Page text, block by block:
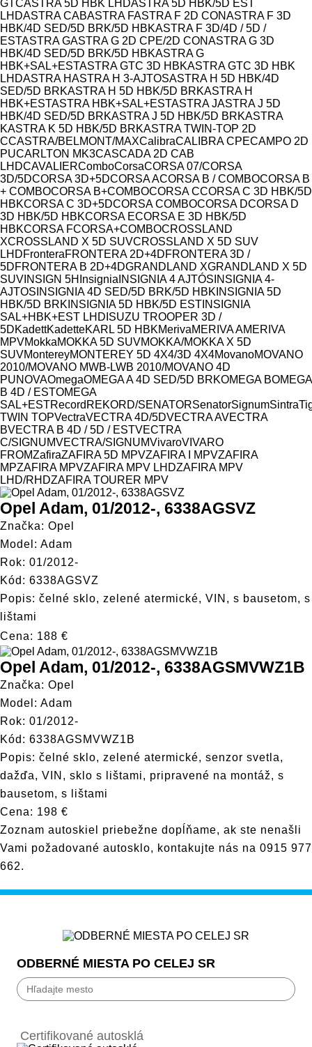
Model
GTCASTRA 5D HBK LHDASTRA 5D HBK/5D EST
LHDASTRA CABASTRA FASTRA F 2D CONASTRA F 3D
HBK/4D SED/5D BRK/5D HBKASTRA F 3D/4D / 5D /
ESTASTRA GASTRA G 2D CPE/2D CONASTRA G 3D
HBK/4D SED/5D BRK/5D HBKASTRA G
HBK+SAL+ESTASTRA GTC 3D HBKASTRA GTC 3D HBK
LHDASTRA HASTRA H 3-AJTOSASTRA H 5D HBK/4D
SED/5D BRKASTRA H 5D HBK/5D BRKASTRA H
HBK+ESTASTRA HBK+SAL+ESTASTRA JASTRA J 5D
HBK/4D SED/5D BRKASTRA J 5D HBK/5D BRKASTRA
KASTRA K 5D HBK/5D BRKASTRA TWIN-TOP 2D
CCASTRA/BELMONT/MAXCalibraCALIBRA CPECAMPO 2D
PUCARLTON MK3CASCADA 2D CAB
LHDCAVALIERComboCorsaCORSA 07/CORSA
3D/5DCORSA 3D+5DCORSA ACORSA B / COMBOCORSA B
+ COMBOCORSA B+COMBOCORSA CCORSA C 3D HBK/5D
HBKCORSA C 3D+5DCORSA COMBOCORSA DCORSA D
3D HBK/5D HBKCORSA ECORSA E 3D HBK/5D
HBKCORSA FCORSA+COMBOCROSSLAND
XCROSSLAND X 5D SUVCROSSLAND X 5D SUV
LHDFronteraFRONTERA 2D+4DFRONTERA 3D /
5DFRONTERA B 2D+4DGRANDLAND XGRANDLAND X 5D
SUV INSIGN 5H Insignia INSIGNIA 4 AJTÓS INSIGNIA 4-
AJTOS INSIGNIA 4D SED/5D BRK/5D HBK INSIGNIA 5D
HBK/5D BRK INSIGNIA 5D HBK/5D EST INSIGNIA
SAL+HBK+EST LHD ISUZU TROOPER 3D /
5DKadettKadetteKARL 5D HBKMerivaMERIVA AMERIVA
MPVMokkaMOKKA 5D SUVMOKKA/MOKKA X 5D
SUVMontereyMONTEREY 5D 4X4/3D 4X4MovanoMOVANO
2010/MOVANO MWB-LWB 2010/MOVANO 4D
PUNOVAOmegaOMEGA A 4D SED/5D BRKOMEGA BOMEGA
B 4D / ESTOMEGA
SAL+ESTRecord REKORD/SENATORSenatorSignumSintra
TWIN TOPVectraVECTRA 4D/5DVECTRA AVECTRA
BVECTRA B 4D / 5D / ESTVECTRA
C/SIGNUMVECTRA/SIGNUMVivaroVIVARO
FROMZafiraZAFIRA 5D MPVZAFIRA I MPVZAFIRA
MPZAFIRA MPVZAFIRA MPV LHDZAFIRA MPV
LHD/RHDZAFIRA TOURER MPV
Opel Adam, 01/2012-, 6338AGSVZ
Značka: Opel
Model: Adam
Rok: 01/2012-
Kód: 6338AGSVZ
Popis: čelné sklo, zelené atermické, VIN, s bausetom, s
lištami
Cena: 188 €
Opel Adam, 01/2012-, 6338AGSMVWZ1B
Značka: Opel
Model: Adam
Rok: 01/2012-
Kód: 6338AGSMVWZ1B
Popis: čelné sklo, zelené atermické, senzor svetla,
dažďa, VIN, sklo s lištami, pripravené na montáž, s
bausetom, s lištami
Cena: 198 €
Zoznam autoskiel priebežne dopĺňame, ak ste nenašli
Vami požadované autosklo, kontakujte nás na 0915 977
662.
ODBERNÉ MIESTA PO CELEJ SR
Bardejov
Certifikované autosklá